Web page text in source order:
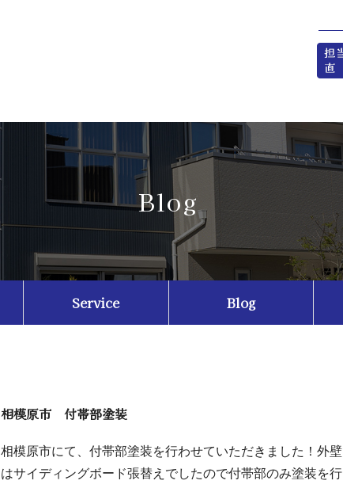
Blog
Service Blog
相模原市 付帯部塗装
相模原市にて、付帯部塗装を行わせていただきました！外壁
はサイディングボード張替えでしたので付帯部のみ塗装を行